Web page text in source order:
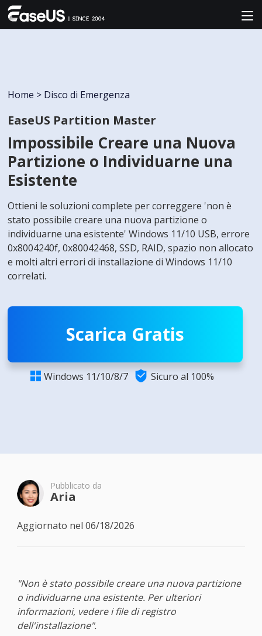
Home > Disco di Emergenza
EaseUS Partition Master
Impossibile Creare una Nuova
Partizione o Individuarne una
Esistente
Ottieni le soluzioni complete per correggere 'non è
stato possibile creare una nuova partizione o
individuarne una esistente' Windows 11/10 USB, errore
0x8004240f, 0x80042468, SSD, RAID, spazio non allocato
e molti altri errori di installazione di Windows 11/10
correlati.
Scarica Gratis
 Windows 11/10/8/7  Sicuro al 100%
Pubblicato da
Aria
Aggiornato nel 06/18/2026
"Non è stato possibile creare una nuova partizione
o individuarne una esistente. Per ulteriori
informazioni, vedere i file di registro
dell'installazione".